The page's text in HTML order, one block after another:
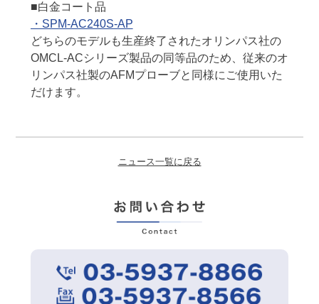
■白金コート品
・SPM-AC240S-AP
どちらのモデルも生産終了されたオリンパス社の
OMCL-ACシリーズ製品の同等品のため、従来のオ
リンパス社製のAFMプローブと同様にご使用いた
だけます。
ニュース一覧に戻る